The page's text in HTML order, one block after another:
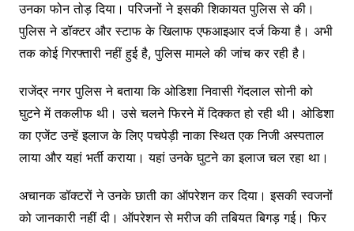
उनका फोन तोड़ दिया। परिजनों ने इसकी शिकायत पुलिस से की।
पुलिस ने डॉक्टर और स्टाफ के खिलाफ एफआइआर दर्ज किया है। अभी
तक कोई गिरफ्तारी नहीं हुई है, पुलिस मामले की जांच कर रही है।
राजेंद्र नगर पुलिस ने बताया कि ओडिशा निवासी गेंदलाल सोनी को
घुटने में तकलीफ थी। उसे चलने फिरने में दिक्कत हो रही थी। ओडिशा
का एजेंट उन्हें इलाज के लिए पचपेड़ी नाका स्थित एक निजी अस्‍पताल
लाया और यहां भर्ती कराया। यहां उनके घुटने का इलाज चल रहा था।
अचानक डॉक्टरों ने उनके छाती का ऑपरेशन कर दिया। इसकी स्वजनों
को जानकारी नहीं दी। ऑपरेशन से मरीज की तबियत बिगड़ गई। फिर